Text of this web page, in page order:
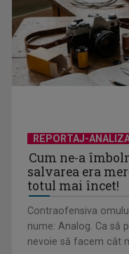
REPORTAJ-
Cum ne-a
salvarea era
totul mai încet!
Contraofensiva
nume: Analog. Ca să
nevoie să facem cât